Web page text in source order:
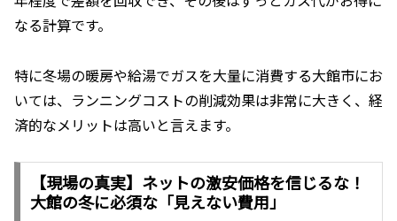
なる計算です。
特に冬場の暖房や給湯でガスを大量に消費する大館市にお
いては、ランニングコストの削減効果は非常に大きく、経
済的なメリットは高いと言えます。
【現場の真実】ネットの激安価格を信じるな！
大館の冬に必須な「見えない費用」